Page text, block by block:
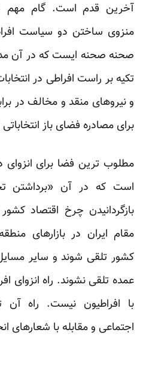
آخرین قدم است. گام مهم
منزوی ساختن دو سیاست
صحنه صحنه ایست که در آن
تکیه بر راست افراطی در
و نیروهای منقد و مخالف در
برای مصادره فضای باز
مطلوب ترین فضا برای
است که در آن «برداشتن
بازگردانیدن چرخ اقتصاد
مقام ایران در بازارهای
کشور تلقی شوند و سایر
عمده تلقی نشوند. راه انزوای
با افراطیون نیست. راه آن
اجتماعی و مقابله با شعارهای